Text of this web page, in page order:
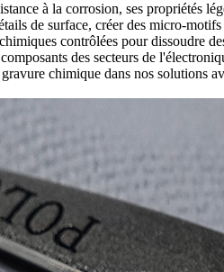
à la corrosion, ses propriétés
de surface, créer des micro-
contrôlées pour dissoudre
des secteurs de
chimique dans nos solutions